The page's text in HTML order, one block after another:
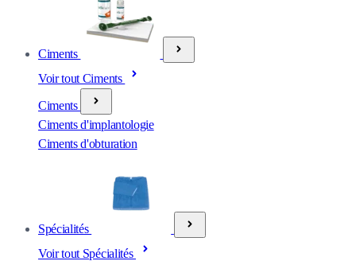
Ciments
Voir tout Ciments
Ciments
Ciments d'implantologie
Ciments d'obturation
Spécialités
Voir tout Spécialités